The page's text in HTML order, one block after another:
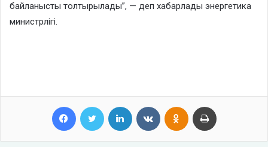
байланысты толтырылады”, — деп хабарлады энергетика
министрлігі.
Facebook Twitter LinkedIn VKontakteOdnoklassniki